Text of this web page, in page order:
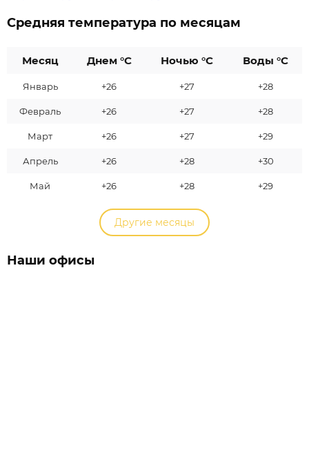
Средняя температура по месяцам
Месяц Днем °C Ночью °C Воды °C
Январь +26 +27 +28
Февраль +26 +27 +28
Март +26 +27 +29
Апрель +26 +28 +30
Май +26 +28 +29
Другие месяцы
Наши офисы